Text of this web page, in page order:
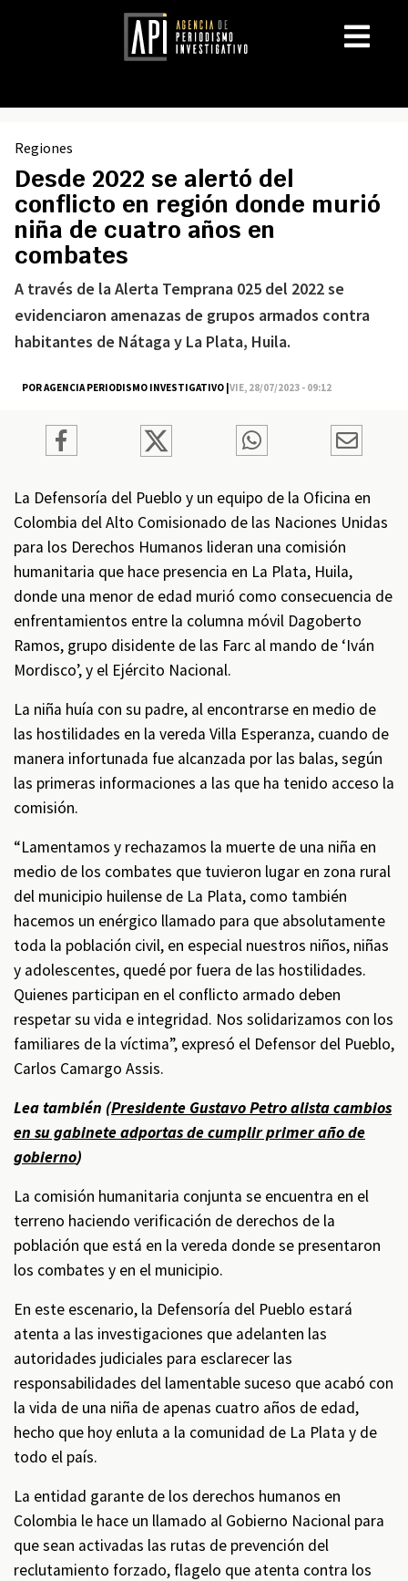
Regiones
Desde 2022 se alertó del
conflicto en región donde murió
niña de cuatro años en
combates
A través de la Alerta Temprana 025 del 2022 se
evidenciaron amenazas de grupos armados contra
habitantes de Nátaga y La Plata, Huila.
POR AGENCIA PERIODISMO INVESTIGATIVO | VIE, 28/07/2023 - 09:12
La Defensoría del Pueblo y un equipo de la Oficina en
Colombia del Alto Comisionado de las Naciones Unidas
para los Derechos Humanos lideran una comisión
humanitaria que hace presencia en La Plata, Huila,
donde una menor de edad murió como consecuencia de
enfrentamientos entre la columna móvil Dagoberto
Ramos, grupo disidente de las Farc al mando de ‘Iván
Mordisco’, y el Ejército Nacional.
La niña huía con su padre, al encontrarse en medio de
las hostilidades en la vereda Villa Esperanza, cuando de
manera infortunada fue alcanzada por las balas, según
las primeras informaciones a las que ha tenido acceso la
comisión.
“Lamentamos y rechazamos la muerte de una niña en
medio de los combates que tuvieron lugar en zona rural
del municipio huilense de La Plata, como también
hacemos un enérgico llamado para que absolutamente
toda la población civil, en especial nuestros niños, niñas
y adolescentes, quedé por fuera de las hostilidades.
Quienes participan en el conflicto armado deben
respetar su vida e integridad. Nos solidarizamos con los
familiares de la víctima”, expresó el Defensor del Pueblo,
Carlos Camargo Assis.
Lea también (Presidente Gustavo Petro alista cambios
en su gabinete adportas de cumplir primer año de
gobierno)
La comisión humanitaria conjunta se encuentra en el
terreno haciendo verificación de derechos de la
población que está en la vereda donde se presentaron
los combates y en el municipio.
En este escenario, la Defensoría del Pueblo estará
atenta a las investigaciones que adelanten las
autoridades judiciales para esclarecer las
responsabilidades del lamentable suceso que acabó con
la vida de una niña de apenas cuatro años de edad,
hecho que hoy enluta a la comunidad de La Plata y de
todo el país.
La entidad garante de los derechos humanos en
Colombia le hace un llamado al Gobierno Nacional para
que sean activadas las rutas de prevención del
reclutamiento forzado, flagelo que atenta contra los